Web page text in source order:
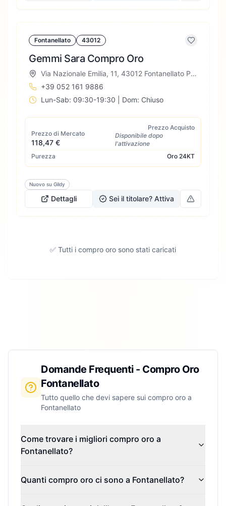
Fontanellato 43012
Gemmi Sara Compro Oro
Via Nazionale Emilia, 11, 43012 Fontanellato PR, Italia
+39 052 161 9886
Lun-Sab: 09:30-19:30 | Dom: Chiuso
Prezzo di Mercato
118,47 €
Prezzo Acquisto
Disponibile dopo
l'attivazione
Purezza
Oro 24KT
Nuovo su Gildy
Dettagli Sei il titolare? Attiva
✅ Tutti i compro oro sono stati caricati
Domande Frequenti - Compro Oro
Fontanellato
Tutto quello che devi sapere sui compro oro a
Fontanellato
Come trovare i migliori compro oro a
Fontanellato?
Quanti compro oro ci sono a Fontanellato?